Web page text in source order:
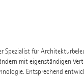
Spezialist für
mit eigenständigen
Entsprechend